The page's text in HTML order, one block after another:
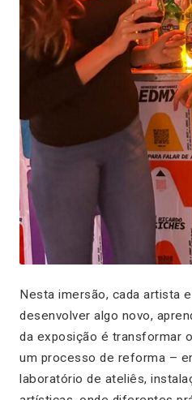
Nesta imersão, cada artista
desenvolver algo novo,
da exposição é transformar
um processo de reforma –
laboratório de ateliês,